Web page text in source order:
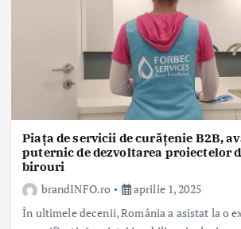
Piața de servicii de curățenie B2B,
puternic de dezvoltarea proiectelor
birouri
brandINFO.ro
aprilie 1, 2025
În ultimele decenii, România a asistat la o